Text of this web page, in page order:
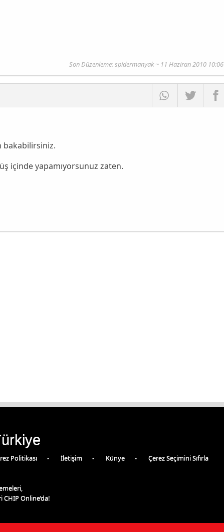
Son Düzenleme:spidermanyak~ 11 Haziran 2010 10:06
içinde yapamıyorsunuz zaten.
Politikası İletişim Künye Çerez Seçimini Sıfırla
Online’da!